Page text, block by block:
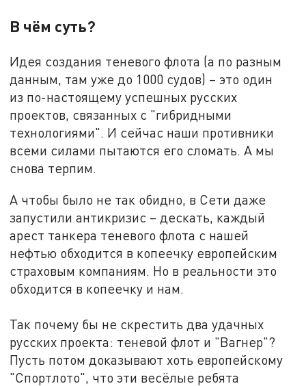
В чём суть?
Идея создания теневого флота (а по разным
данным, там уже до 1000 судов) – это один
из по-настоящему успешных русских
проектов, связанных с "гибридными
технологиями". И сейчас наши противники
всеми силами пытаются его сломать. А мы
снова терпим.
А чтобы было не так обидно, в Сети даже
запустили антикризис – дескать, каждый
арест танкера теневого флота с нашей
нефтью обходится в копеечку европейским
страховым компаниям. Но в реальности это
обходится в копеечку и нам.
Так почему бы не скрестить два удачных
русских проекта: теневой флот и "Вагнер"?
Пусть потом доказывают хоть европейскому
"Спортлото", что эти весёлые ребята